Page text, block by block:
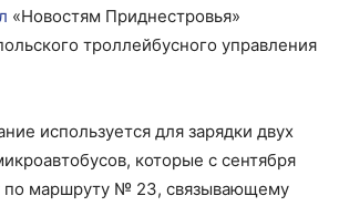
«Новостям Приднестровья»
троллейбусного управления
используется для зарядки двух
которые с сентября
по маршруту № 23, связывающему